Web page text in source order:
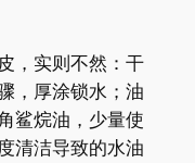
，实则不然：干
，厚涂锁水；油
鲨烷油，少量使
清洁导致的水油